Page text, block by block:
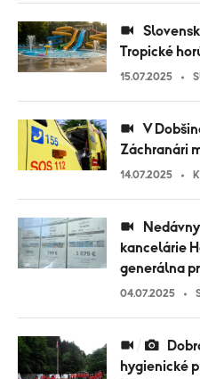
Tropické
15.07.2025
Záchranári
14.07.2025
kancelárie
generálna
04.07.2025
hygienické